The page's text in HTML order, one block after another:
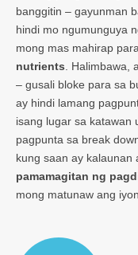
banggitin – gayunman
hindi mo ngumunguya
mong mas mahirap
nutrients .
– gusali bloke para sa
ay hindi lamang
isang lugar sa katawan
pagpunta sa break
kung saan ay kalaunan
pamamagitan ng
mong matunaw ang